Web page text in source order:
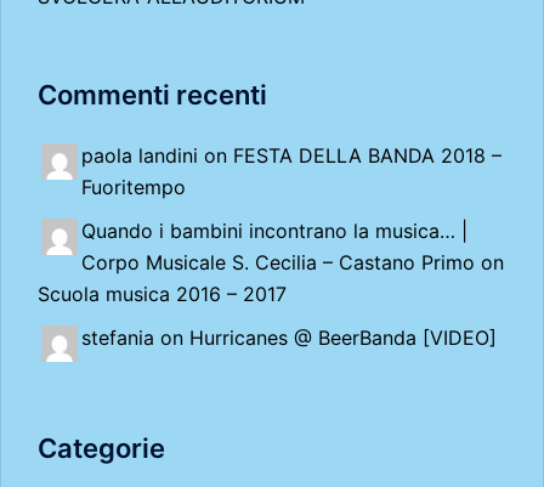
Commenti recenti
paola landini on FESTA DELLA BANDA 2018 –
Fuoritempo
Quando i bambini incontrano la musica… |
Corpo Musicale S. Cecilia – Castano Primo on
Scuola musica 2016 – 2017
stefania on Hurricanes @ BeerBanda [VIDEO]
Categorie